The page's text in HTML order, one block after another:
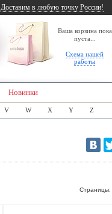
Ваша корзина пока
пуста...
Схема нашей
работы
Доставим в любую точку России!
Новинки
V W X Y Z
Страницы: